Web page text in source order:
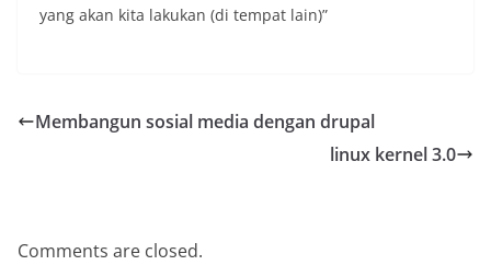
yang akan kita lakukan (di tempat lain)”
Membangun sosial media dengan drupal
linux kernel 3.0
Comments are closed.